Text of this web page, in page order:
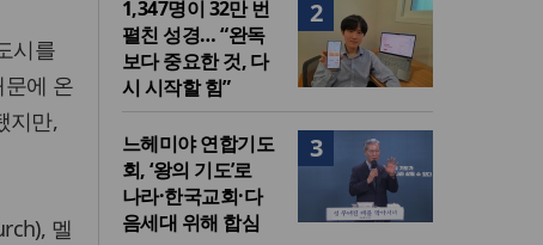
시를
에 온
지만,
멜
2
1,347명이 32만 번
펼친 성경… “완독
보다 중요한 것, 다
시 시작할 힘”
3
느헤미야 연합기도
회, ‘왕의 기도’로
나라·한국교회·다
음세대 위해 합심